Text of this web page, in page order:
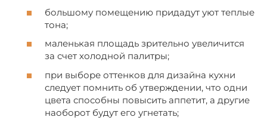
большому помещению придадут уют теплые
тона;
маленькая площадь зрительно увеличится
за счет холодной палитры;
при выборе оттенков для дизайна кухни
следует помнить об утверждении, что одни
цвета способны повысить аппетит, а другие
наоборот будут его угнетать;